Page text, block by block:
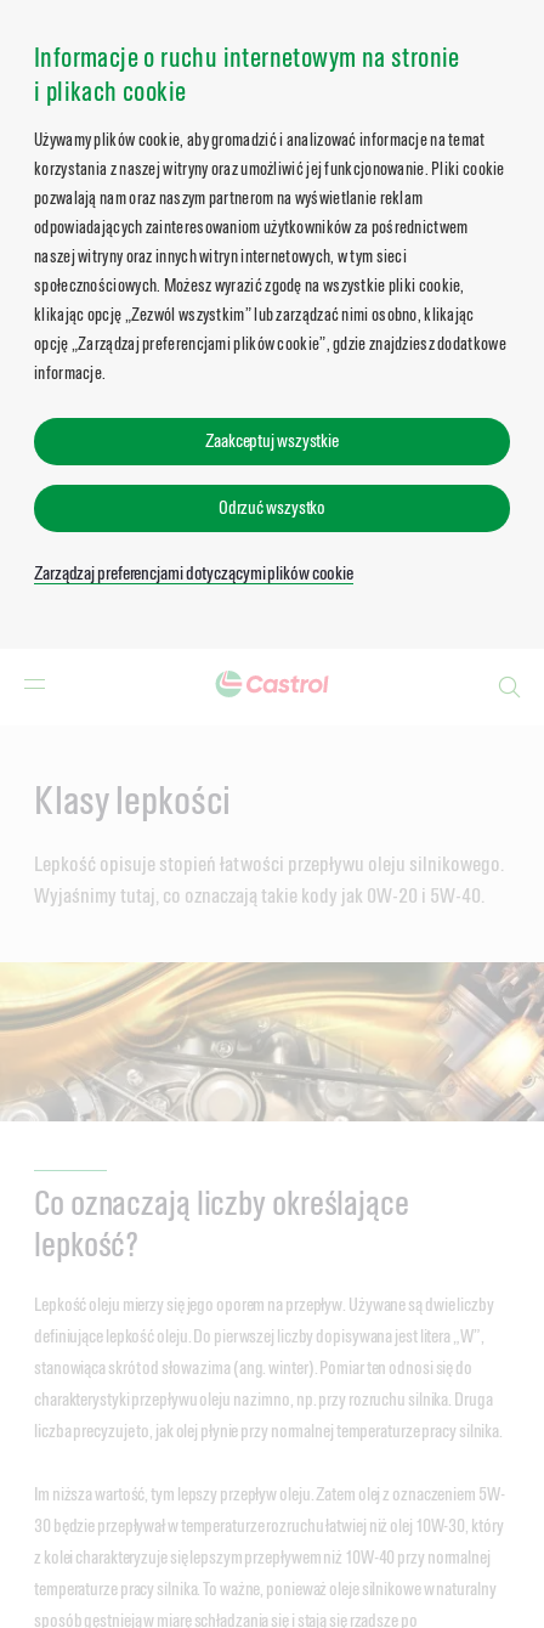
Informacje o ruchu internetowym na stronie
i plikach cookie
Używamy plików cookie, aby gromadzić i analizować informacje na temat
korzystania z naszej witryny oraz umożliwić jej funkcjonowanie. Pliki cookie
pozwalają nam oraz naszym partnerom na wyświetlanie reklam
odpowiadających zainteresowaniom użytkowników za pośrednictwem
naszej witryny oraz innych witryn internetowych, w tym sieci
społecznościowych. Możesz wyrazić zgodę na wszystkie pliki cookie,
klikając opcję „Zezwól wszystkim” lub zarządzać nimi osobno, klikając
opcję „Zarządzaj preferencjami plików cookie”, gdzie znajdziesz dodatkowe
informacje.
Zaakceptuj wszystkie
Odrzuć wszystko
Zarządzaj preferencjami dotyczącymi plików cookie
Klasy lepkości
Lepkość opisuje stopień łatwości przepływu oleju silnikowego.
Wyjaśnimy tutaj, co oznaczają takie kody jak 0W-20 i 5W-40.
Co oznaczają liczby określające
lepkość?
Lepkość oleju mierzy się jego oporem na przepływ. Używane są dwie liczby
definiujące lepkość oleju. Do pierwszej liczby dopisywana jest litera „W”,
stanowiąca skrót od słowa zima (ang. winter). Pomiar ten odnosi się do
charakterystyki przepływu oleju na zimno, np. przy rozruchu silnika. Druga
liczba precyzuje to, jak olej płynie przy normalnej temperaturze pracy silnika.
Im niższa wartość, tym lepszy przepływ oleju. Zatem olej z oznaczeniem 5W-
30 będzie przepływał w temperaturze rozruchu łatwiej niż olej 10W-30, który
z kolei charakteryzuje się lepszym przepływem niż 10W-40 przy normalnej
temperaturze pracy silnika. To ważne, ponieważ oleje silnikowe w naturalny
sposób gęstnieją w miarę schładzania się i stają się rzadsze po